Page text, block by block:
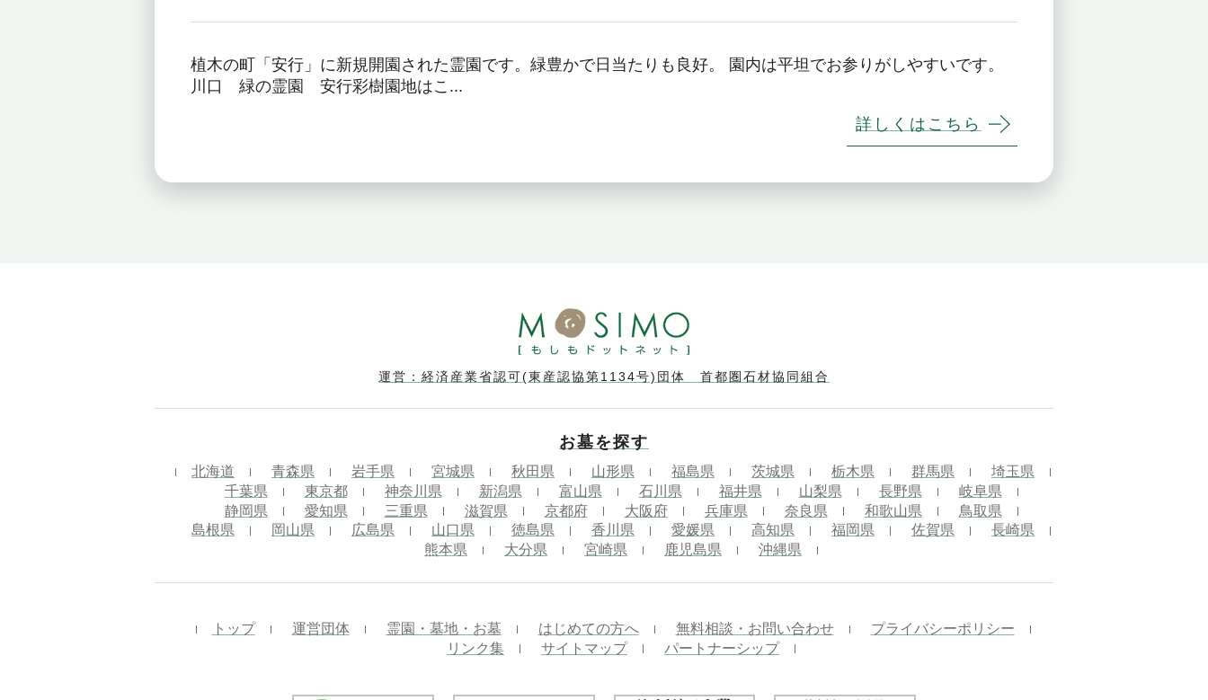
植木の町「安行」に新規開園された霊園です。緑豊かで日当たりも良好。 園内は平坦でお参りがしやすいです。
川口 緑の霊園 安行彩樹園地はこ...
詳しくはこちら
運営：経済産業省認可(東産認協第1134号)団体 首都圏石材協同組合
お墓を探す
北海道 青森県 岩手県 宮城県 秋田県 山形県 福島県 茨城県 栃木県 群馬県
埼玉県
千葉県
東京都 神奈川県 新潟県 富山県 石川県 福井県 山梨県 長野県
岐阜県
静岡県
愛知県 三重県 滋賀県 京都府 大阪府 兵庫県 奈良県 和歌山県
鳥取県
島根県
岡山県 広島県 山口県 徳島県 香川県 愛媛県 高知県 福岡県 佐賀県
長崎県
熊本県
大分県 宮崎県 鹿児島県 沖縄県
トップ 運営団体 霊園・墓地・お墓 はじめての方へ 無料相談・お問い合わせ
プライバシーポリシー
リンク集
サイトマップ パートナーシップ